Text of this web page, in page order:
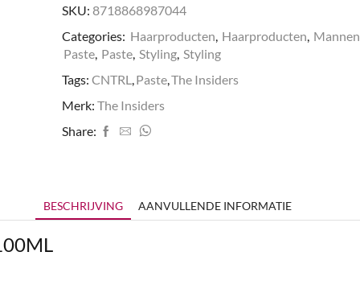
SKU: 8718868987044
Categories: Haarproducten, Haarproducten, Mannen
Paste, Paste, Styling, Styling
Tags: CNTRL,Paste,The Insiders
Merk: The Insiders
Share:
BESCHRIJVING AANVULLENDE INFORMATIE